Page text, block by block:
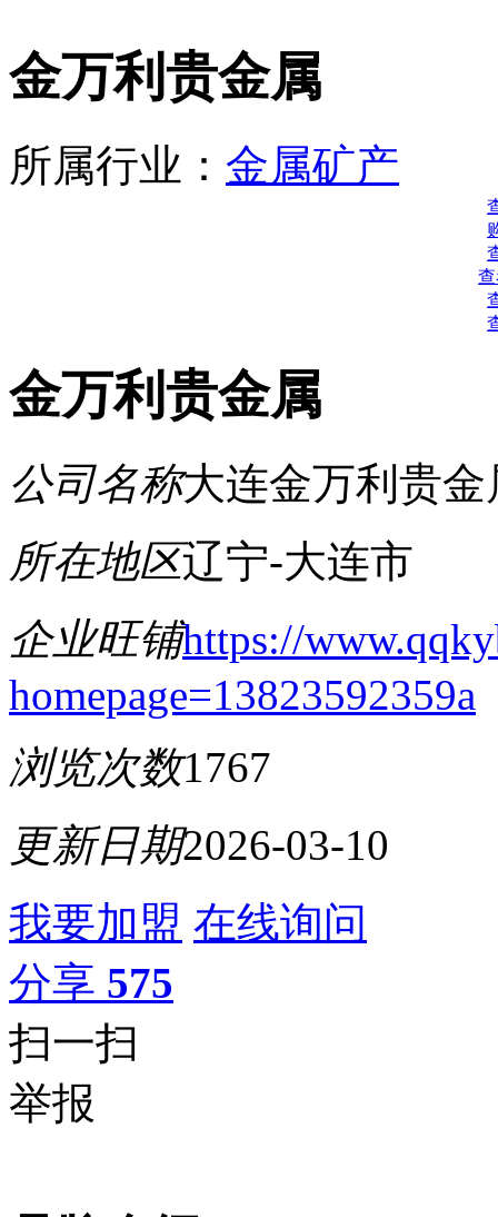
金万利贵金属
所属行业： 金属矿产
金万利贵金属
公司名称大连金万利贵
所在地区辽宁-大连市
企业旺铺https://
homepage=13823592359a
浏览次数1767
更新日期2026-03-10
我要加盟 在线询问
分享 575
扫一扫
举报